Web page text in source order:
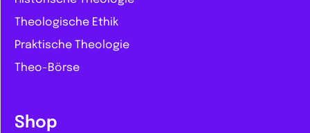
Theologische Ethik
Praktische Theologie
Theo-Börse
Shop